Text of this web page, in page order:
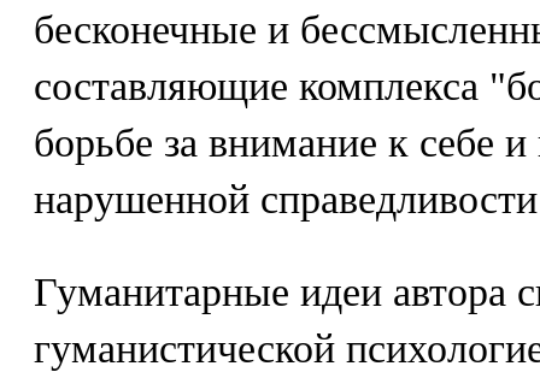
бесконечные и
составляющие комплекса
борьбе за внимание к себе и
нарушенной
Гуманитарные идеи автора
гуманистической